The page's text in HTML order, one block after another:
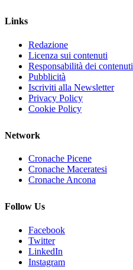
Links
Redazione
Licenza sui contenuti
Responsabilità dei contenuti
Pubblicità
Iscriviti alla Newsletter
Privacy Policy
Cookie Policy
Network
Cronache Picene
Cronache Maceratesi
Cronache Ancona
Follow Us
Facebook
Twitter
LinkedIn
Instagram